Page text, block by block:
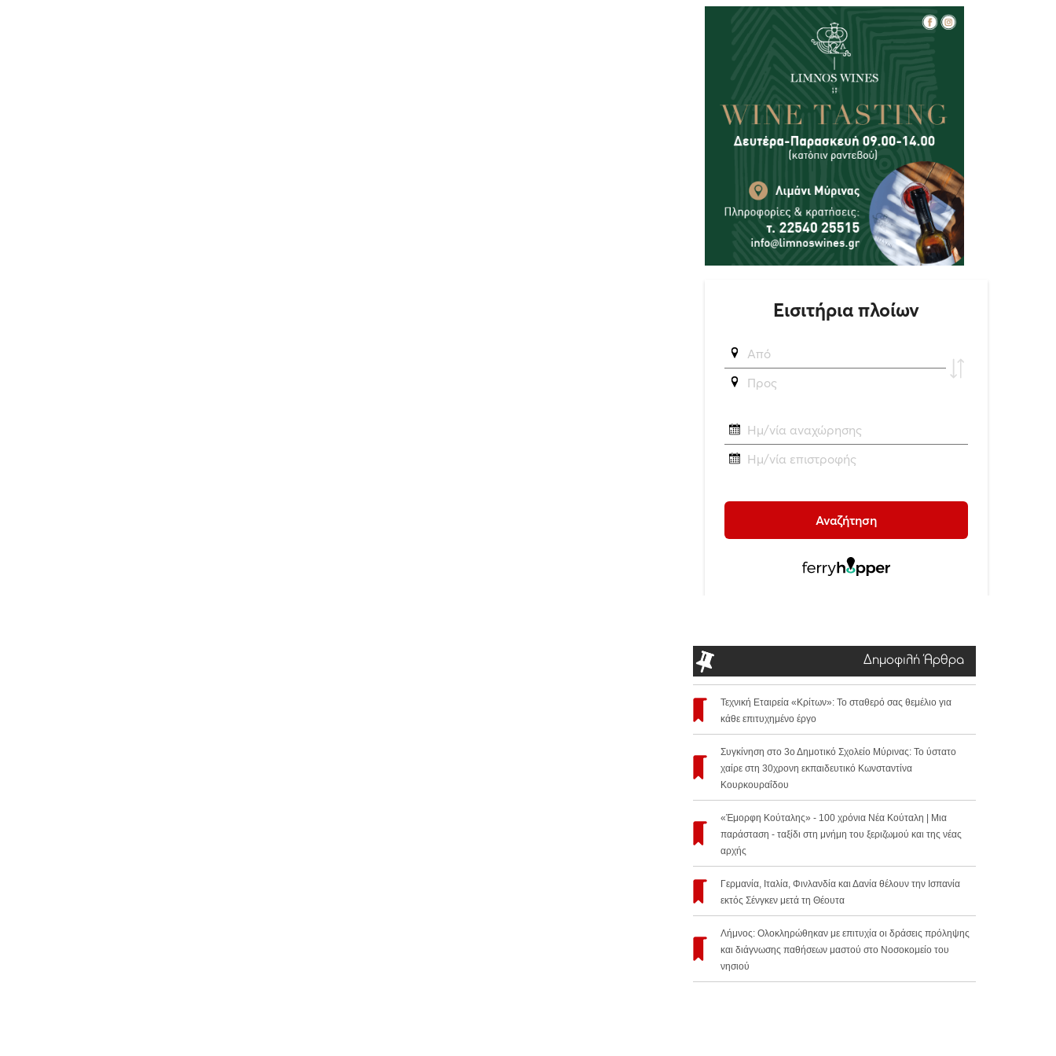
Δημοφιλή Άρθρα
Τεχνική Εταιρεία «Κρίτων»: Το σταθερό σας θεμέλιο για
κάθε επιτυχημένο έργο
Συγκίνηση στο 3ο Δημοτικό Σχολείο Μύρινας: Το ύστατο
χαίρε στη 30χρονη εκπαιδευτικό Κωνσταντίνα
Κουρκουραΐδου
«Έμορφη Κούταλης» - 100 χρόνια Νέα Κούταλη | Μια
παράσταση - ταξίδι στη μνήμη του ξεριζωμού και της νέας
αρχής
Γερμανία, Ιταλία, Φινλανδία και Δανία θέλουν την Ισπανία
εκτός Σένγκεν μετά τη Θέουτα
Λήμνος: Ολοκληρώθηκαν με επιτυχία οι δράσεις πρόληψης
και διάγνωσης παθήσεων μαστού στο Νοσοκομείο του
νησιού